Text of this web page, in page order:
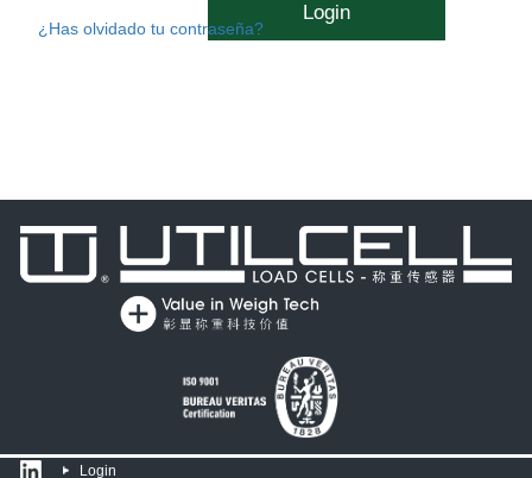
Login
¿Has olvidado tu contraseña?
Login